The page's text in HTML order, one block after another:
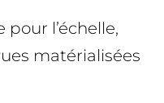
pour l’échelle,
matérialisées